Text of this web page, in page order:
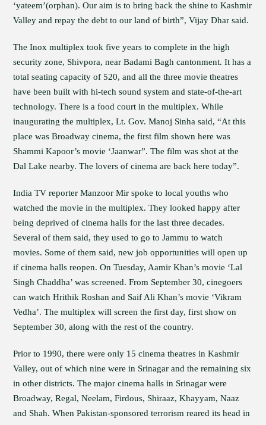
‘yateem’(orphan). Our aim is to bring back the shine to Kashmir
Valley and repay the debt to our land of birth”, Vijay Dhar said.
The Inox multiplex took five years to complete in the high
security zone, Shivpora, near Badami Bagh cantonment. It has a
total seating capacity of 520, and all the three movie theatres
have been built with hi-tech sound system and state-of-the-art
technology. There is a food court in the multiplex. While
inaugurating the multiplex, Lt. Gov. Manoj Sinha said, “At this
place was Broadway cinema, the first film shown here was
Shammi Kapoor’s movie ‘Jaanwar”. The film was shot at the
Dal Lake nearby. The lovers of cinema are back here today”.
India TV reporter Manzoor Mir spoke to local youths who
watched the movie in the multiplex. They looked happy after
being deprived of cinema halls for the last three decades.
Several of them said, they used to go to Jammu to watch
movies. Some of them said, new job opportunities will open up
if cinema halls reopen. On Tuesday, Aamir Khan’s movie ‘Lal
Singh Chaddha’ was screened. From September 30, cinegoers
can watch Hrithik Roshan and Saif Ali Khan’s movie ‘Vikram
Vedha’. The multiplex will screen the first day, first show on
September 30, along with the rest of the country.
Prior to 1990, there were only 15 cinema theatres in Kashmir
Valley, out of which nine were in Srinagar and the remaining six
in other districts. The major cinema halls in Srinagar were
Broadway, Regal, Neelam, Firdous, Shiraaz, Khayyam, Naaz
and Shah. When Pakistan-sponsored terrorism reared its head in